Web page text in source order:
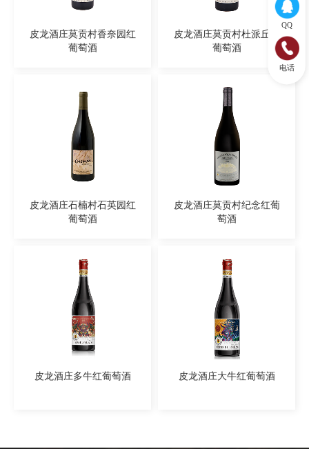
皮龙酒庄莫贡村香奈园红
葡萄酒
皮龙酒庄莫贡村杜派丘红
葡萄酒
皮龙酒庄石楠村石英园红
葡萄酒
皮龙酒庄莫贡村纪念红葡
萄酒
皮龙酒庄多牛红葡萄酒 皮龙酒庄大牛红葡萄酒
QQ
电话